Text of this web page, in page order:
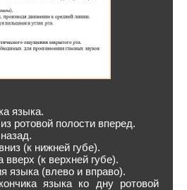
языка.
ротовой полости вперед.
(к нижней губе).
(к верхней губе).
языка (влево и вправо).
языка ко дну ротовой